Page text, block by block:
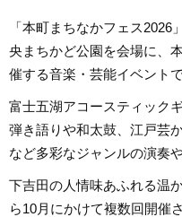
「本町まちなかフェス
央まちかど公園を会場に、
催する音楽・芸能イベントで
富士五湖アコースティック
弾き語りや和太鼓、江戸芸
など多彩なジャンルの演奏
下吉田の人情味あふれる温
ら10月にかけて複数回開催